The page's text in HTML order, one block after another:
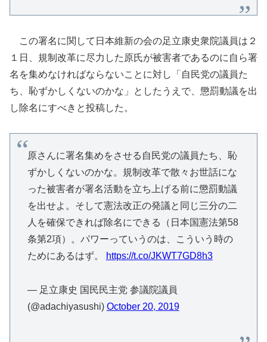
この署名に関して日本維新の会の足立康史衆院議員は２
１日、規制改革に尽力した原氏が被害者であるのに自ら署
名を集めなければならないことに対し「自民党の議員た
ち、恥ずかしくないのかな」としたうえで、懲罰動議を出
し除名にすべきと投稿した。
原さんに署名集めをさせる自民党の議員たち、恥
ずかしくないのかな。規制改革で散々お世話にな
った被害者が署名活動を立ち上げる前に懲罰動議
を出せよ。そして憲法改正の発議と同じ三分の二
人を確保できれば除名にできる（日本国憲法第58
条第2項）。パワーっていうのは、こういう時の
ためにあるはず。
https://t.co/JKWT7GD8h3
— 足立康史 国民民主党 参議院議員
(@adachiyasushi) October 20, 2019